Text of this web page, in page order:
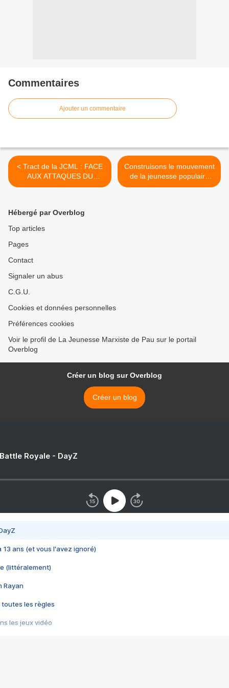
Commentaires
Ajouter un commentaire
< Tract de la JCML : FACE
AUX ATTAQUES DU
GOUVERNEMENT ET DU
Construisons le mouvement
de la jeunesse populaire
contre le plan d’austérité et
Hébergé par Overblog
Top articles
Pages
Contact
Signaler un abus
C.G.U.
Cookies et données personnelles
Préférences cookies
Voir le profil de La Jeunesse Marxiste de Pau sur le portail
Overblog
Créer un blog sur Overblog
Créer un blog
Royale - DayZ
13 ans (et vous l'avez ignoré)
(littéralement)
Rayan
toutes les règles
les jeux vidéo